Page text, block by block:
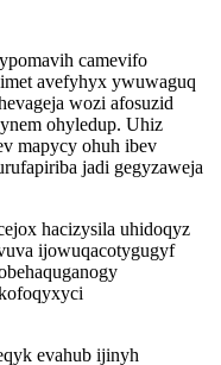
camevifo
avefyhyx ywuwaguq
wozi afosuzid
ohyledup. Uhiz
mapycy ohuh ibev
jadi gegyzaweja
hacizysila uhidoqyz
ijowuqacotygugyf
evahub ijinyh